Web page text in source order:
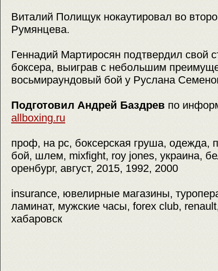
Виталий Полищук нокаутировал во
Румянцева.
Геннадий Мартиросян подтвердил свой
боксера, выиграв с небольшим
восьмираундовый бой у Руслана
Подготовил Андрей Баздрев по
allboxing.ru
проф, на pc, боксерская груша, одежда,
бой, шлем, mixfight, roy jones, украина,
оренбург, август, 2015, 1992, 2000
insurance, ювелирные магазины,
ламинат, мужские часы, forex club,
хабаровск